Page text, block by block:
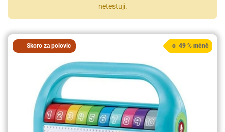
netestuji.
Skoro za polovic o 49 % méně